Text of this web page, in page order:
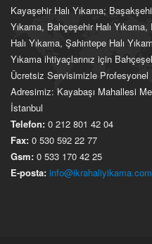
Kayaşehir Halı Yıkama;
Yıkama, Bahçeşehir Halı
Halı Yıkama, Şahintepe Halı
Yıkama ihtiyaçlarınız için
Ücretsiz Servisimizle Profesyonel
Adresimiz: Kayabaşı Mahallesi
İstanbul
Telefon: 0 212 801 42 04
Fax: 0 530 592 22 77
Gsm: 0 533 170 42 25
E-posta: info@ikrahaliyikama.com